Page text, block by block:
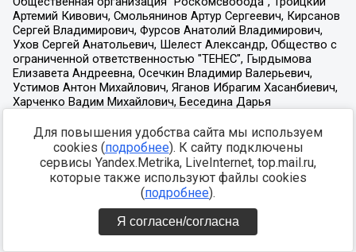
Для повышения удобства сайта мы используем
cookies (подробнее). К сайту подключены
сервисы Yandex.Metrika, LiveInternet, top.mail.ru,
которые также используют файлы cookies
(подробнее).
Я согласен/согласна